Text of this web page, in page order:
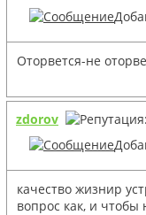
Оторвется-не
zdorov
качество жизнир
вопрос как, и